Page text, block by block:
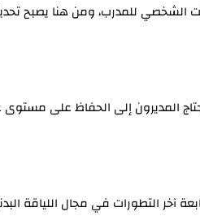
الشخصي للمدرب، ومن هنا يصبح
المديرون إلى الحفاظ على مستوى
آخر التطورات في مجال اللياقة